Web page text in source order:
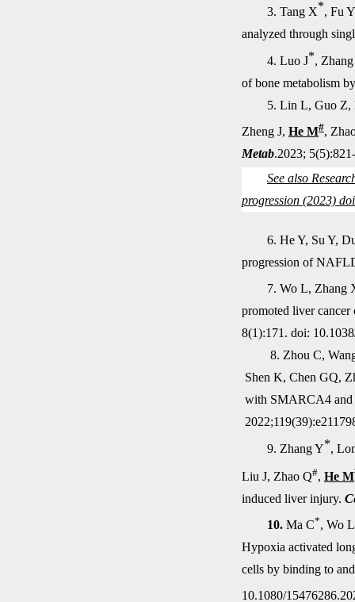
3. Tang X*, Fu Y
analyzed through
4. Luo J*,
of bone metabolism
5. Lin L, Guo Z,
Zheng J, He M#,
Metab.2023;
See also
progression (2023)
6. He Y, Su Y,
progression of
7. Wo L, Zhang
promoted liver
8(1):171. doi:
8. Zhou C,
Shen K, Chen GQ,
with SMARCA4 and
9. Zhang Y*,
Liu J, Zhao Q#, He M
induced liver injury.
10. Ma C*, Wo L
Hypoxia activated
cells by binding to
10.1080/